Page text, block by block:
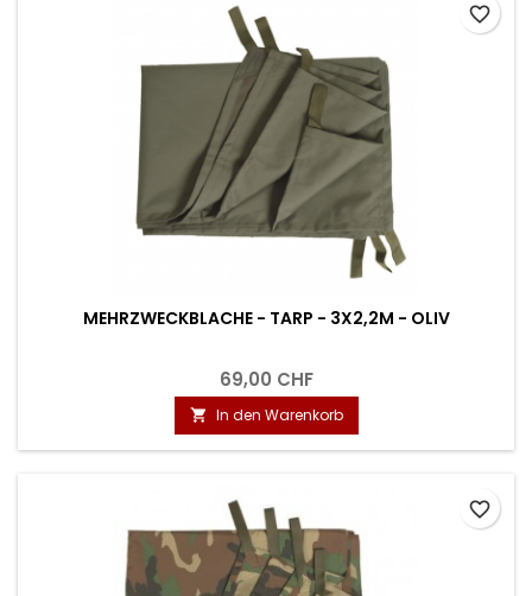
MEHRZWECKBLACHE - TARP - 3X2,2M - OLIV
69,00 CHF
 In den Warenkorb
favorite_border
favorite_border